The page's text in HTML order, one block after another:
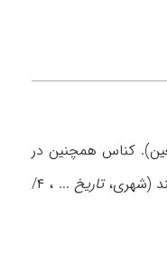
کناس همچنین در
(شهری،تاریخ
... ، ۴/